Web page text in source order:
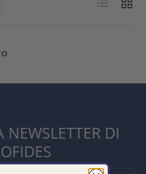
NEWSLETTER DI